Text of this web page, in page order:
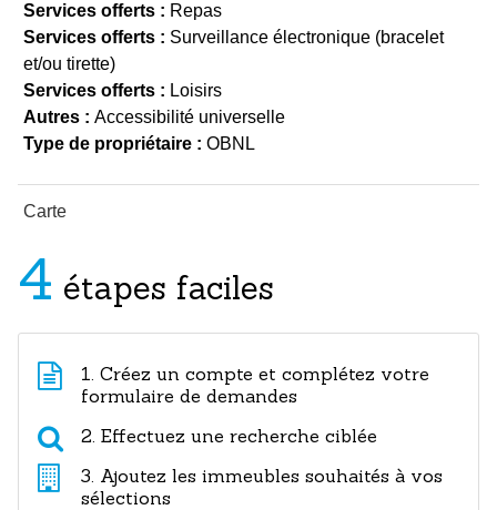
Services offerts : Repas
Services offerts : Surveillance électronique (bracelet
et/ou tirette)
Services offerts : Loisirs
Autres : Accessibilité universelle
Type de propriétaire : OBNL
Carte
4 étapes faciles
1. Créez un compte et complétez votre
formulaire de demandes
2. Effectuez une recherche ciblée
3. Ajoutez les immeubles souhaités à vos
sélections